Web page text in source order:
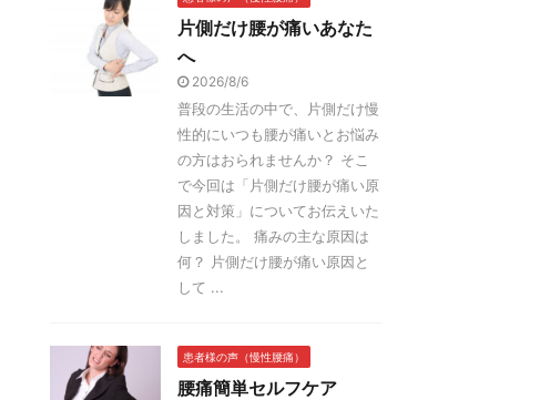
片側だけ腰が痛いあなた
へ
2026/8/6
普段の生活の中で、片側だけ慢
性的にいつも腰が痛いとお悩み
の方はおられませんか？ そこ
で今回は「片側だけ腰が痛い原
因と対策」についてお伝えいた
しました。 痛みの主な原因は
何？ 片側だけ腰が痛い原因と
して ...
患者様の声（慢性腰痛）
腰痛簡単セルフケア